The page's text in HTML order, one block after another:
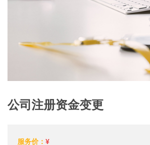
公司注册资金变更
服务价： ¥